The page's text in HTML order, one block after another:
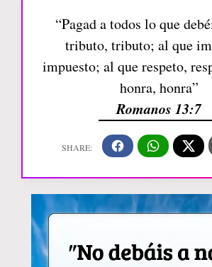
“Pagad a todos lo que
tributo, tributo; al que
impuesto; al que respeto,
honra, honra”
Romanos 13:7